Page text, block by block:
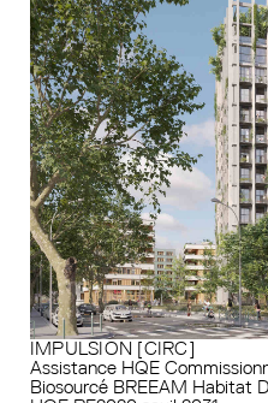
IMPULSION [CIRC]
Assistance HQE
Biosourcé BREEAM Habitat